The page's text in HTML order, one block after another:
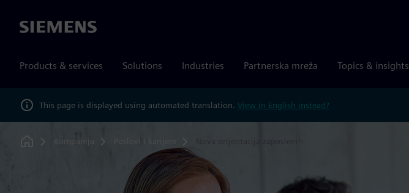
Siemens
Products & services Solutions Industries Partnerska mreža Topics & insights
This page is displayed using automated translation. View in English instead?
Home
Kompanija Poslovi i karijere